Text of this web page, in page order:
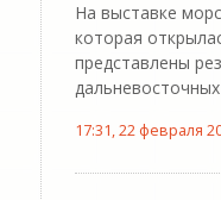
На выставке
которая
представлены
17:31, 22 февраля